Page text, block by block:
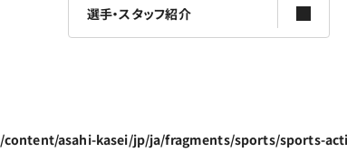
選手・スタッフ紹介
/content/asahi-kasei/jp/ja/fragments/sports/sports-